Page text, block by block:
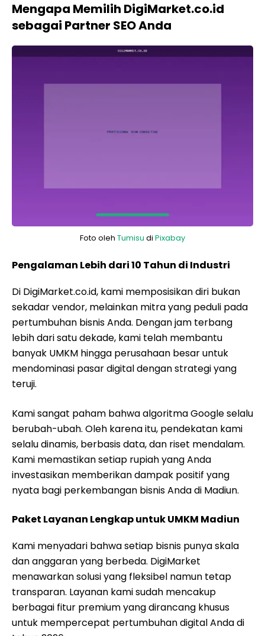
Mengapa Memilih DigiMarket.co.id
sebagai Partner SEO Anda
Foto oleh Tumisu di Pixabay
Pengalaman Lebih dari 10 Tahun di Industri
Di DigiMarket.co.id, kami memposisikan diri bukan
sekadar vendor, melainkan mitra yang peduli pada
pertumbuhan bisnis Anda. Dengan jam terbang
lebih dari satu dekade, kami telah membantu
banyak UMKM hingga perusahaan besar untuk
mendominasi pasar digital dengan strategi yang
teruji.
Kami sangat paham bahwa algoritma Google selalu
berubah-ubah. Oleh karena itu, pendekatan kami
selalu dinamis, berbasis data, dan riset mendalam.
Kami memastikan setiap rupiah yang Anda
investasikan memberikan dampak positif yang
nyata bagi perkembangan bisnis Anda di Madiun.
Paket Layanan Lengkap untuk UMKM Madiun
Kami menyadari bahwa setiap bisnis punya skala
dan anggaran yang berbeda. DigiMarket
menawarkan solusi yang fleksibel namun tetap
transparan. Layanan kami sudah mencakup
berbagai fitur premium yang dirancang khusus
untuk mempercepat pertumbuhan digital Anda di